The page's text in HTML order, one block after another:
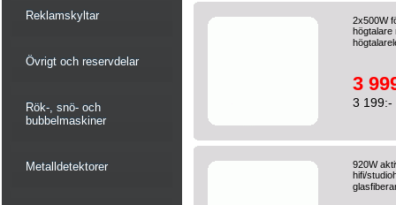
Reklamskyltar
Övrigt och reservdelar
Rök-, snö- och
bubbelmaskiner
Metalldetektorer
2x500W
högtalare
3
3 199:-
920W
hifi/